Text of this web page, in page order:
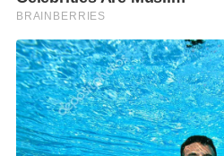
a
c
e
b
o
i
n
e
w
i
t
t
e
o
p
y
L
i